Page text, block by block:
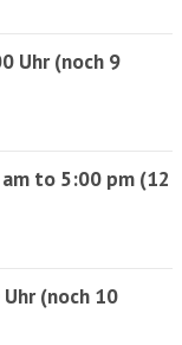
Uhr (noch 9
to 5:00 pm (12
(noch 10